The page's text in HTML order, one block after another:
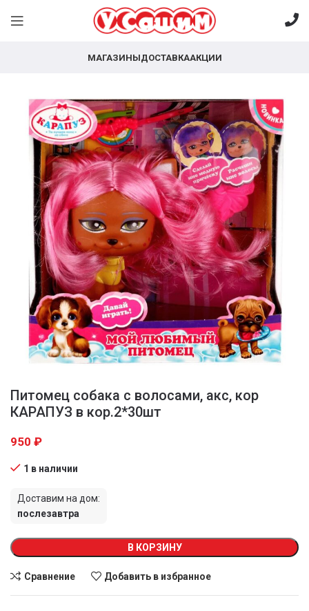
МАГАЗИНЫДОСТАВКААКЦИИ
Питомец собака с волосами, акс, кор
КАРАПУЗ в кор.2*30шт
950 ₽
1 в наличии
Доставим на дом:
послезавтра
В КОРЗИНУ
Сравнение Добавить в избранное